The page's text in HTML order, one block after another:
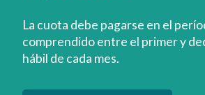
La cuota debe pagarse en el
comprendido entre el primer y
hábil de cada mes.